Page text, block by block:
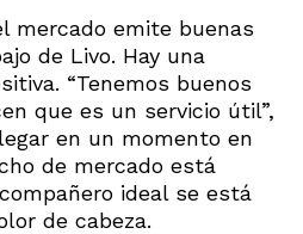
mercado emite buenas
de Livo. Hay una
“Tenemos buenos
que es un servicio útil”,
en un momento en
de mercado está
ideal se está
de cabeza.